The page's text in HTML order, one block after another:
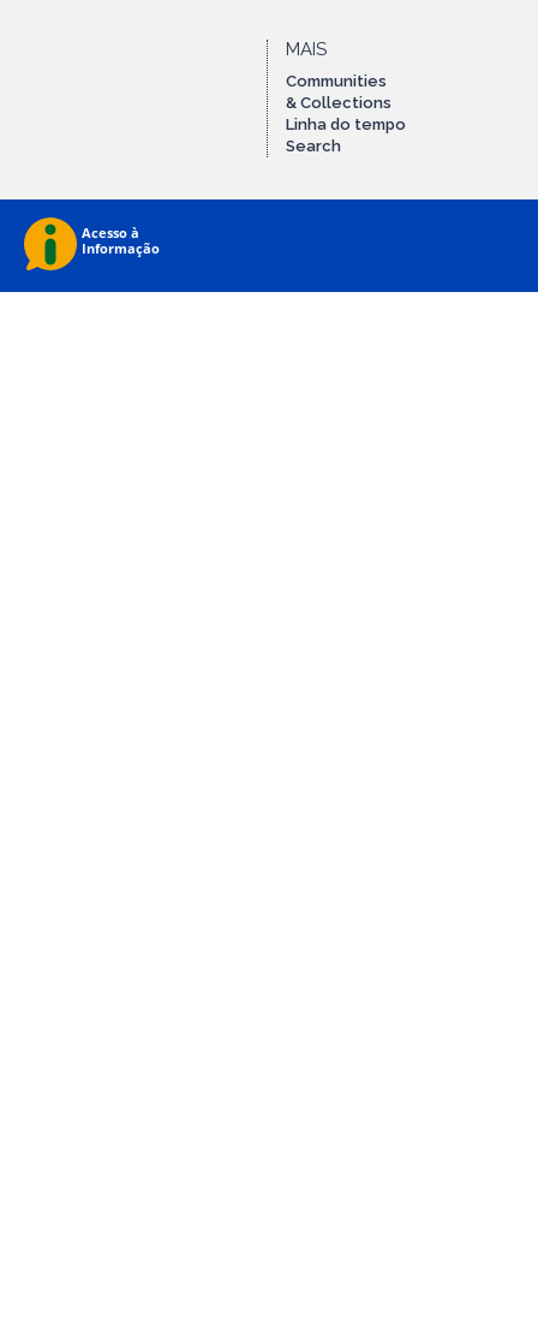
MAIS
Communities
& Collections
Linha do tempo
Search